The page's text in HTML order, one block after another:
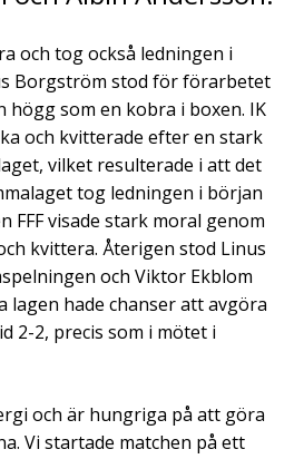
och tog också ledningen i
Borgström stod för förarbetet
högg som en kobra i boxen. IK
och kvitterade efter en stark
vilket resulterade i att det
tog ledningen i början
FFF visade stark moral genom
kvittera. Återigen stod Linus
och Viktor Ekblom
lagen hade chanser att avgöra
2-2, precis som i mötet i
och är hungriga på att göra
Vi startade matchen på ett